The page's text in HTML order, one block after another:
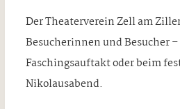
Der Theaterverein Zell am
Besucherinnen und Besucher
Faschingsauftakt oder beim
Nikolausabend.